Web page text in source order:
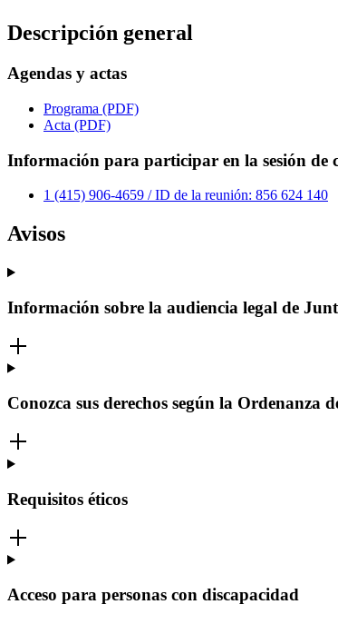
Descripción general
Agendas y actas
Programa (PDF)
Acta (PDF)
Información para participar en la sesión de
1 (415) 906-4659 / ID de la reunión: 856 624 140
Avisos
Información sobre la audiencia legal de
Conozca sus derechos según la Ordenanza
Requisitos éticos
Acceso para personas con discapacidad